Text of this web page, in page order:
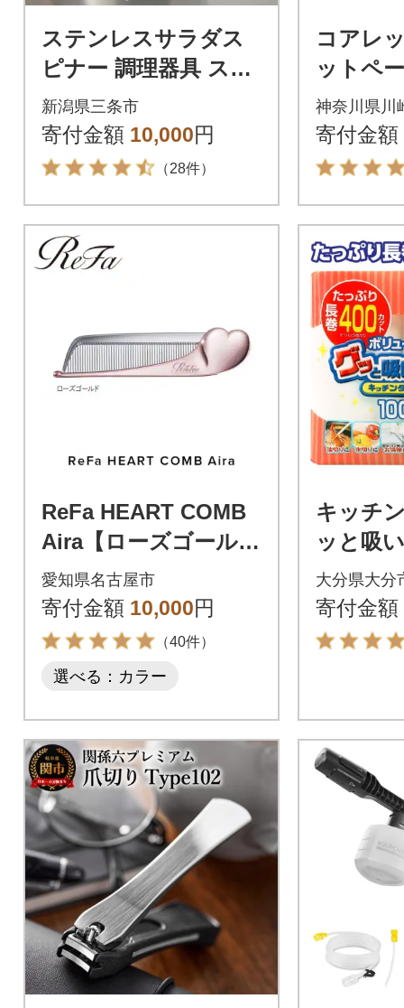
ステンレスサラダス
ピナー 調理器具 スラ
イス器具 燕三条製【0
10S503】
新潟県三条市
寄付金額 10,000円
（28件）
コアレ
ットペ
ル (12
グル
気
神奈川県川
寄付金額
ReFa HEART COMB
Aira【ローズゴール
ド】 リファ ハート コ
ーム 美容
愛知県名古屋市
寄付金額 10,000円
（40件）
選べる：カラー
キッチ
ッと吸
ンタオ
ロール
4030
大分県大分
寄付金額